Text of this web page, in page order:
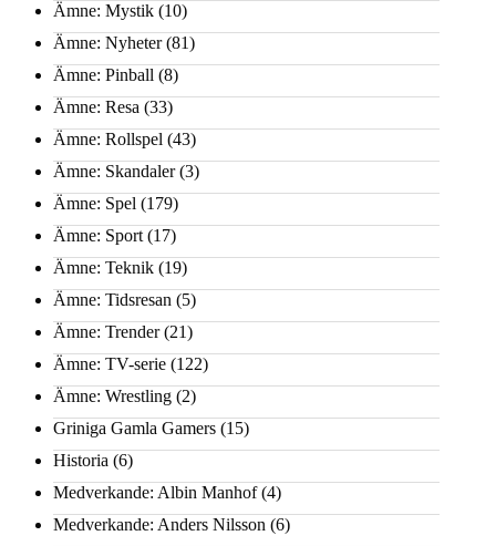
Ämne: Mystik (10)
Ämne: Nyheter(81)
Ämne: Pinball (8)
Ämne: Resa (33)
Ämne: Rollspel (43)
Ämne: Skandaler(3)
Ämne: Spel (179)
Ämne: Sport (17)
Ämne: Teknik (19)
Ämne: Tidsresan (5)
Ämne: Trender(21)
Ämne: TV-serie (122)
Ämne: Wrestling (2)
Griniga Gamla Gamers (15)
Historia (6)
Medverkande: Albin Manhof(4)
Medverkande: Anders Nilsson (6)